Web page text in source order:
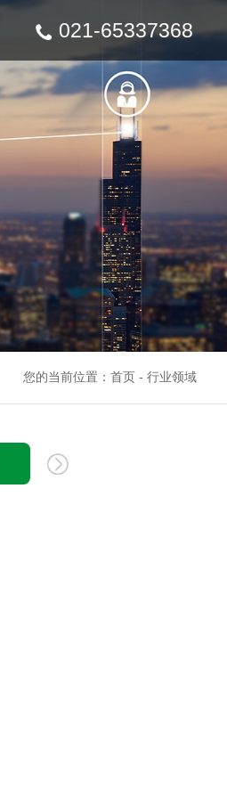
021-65337368
您的当前位置：首页 -行业领域